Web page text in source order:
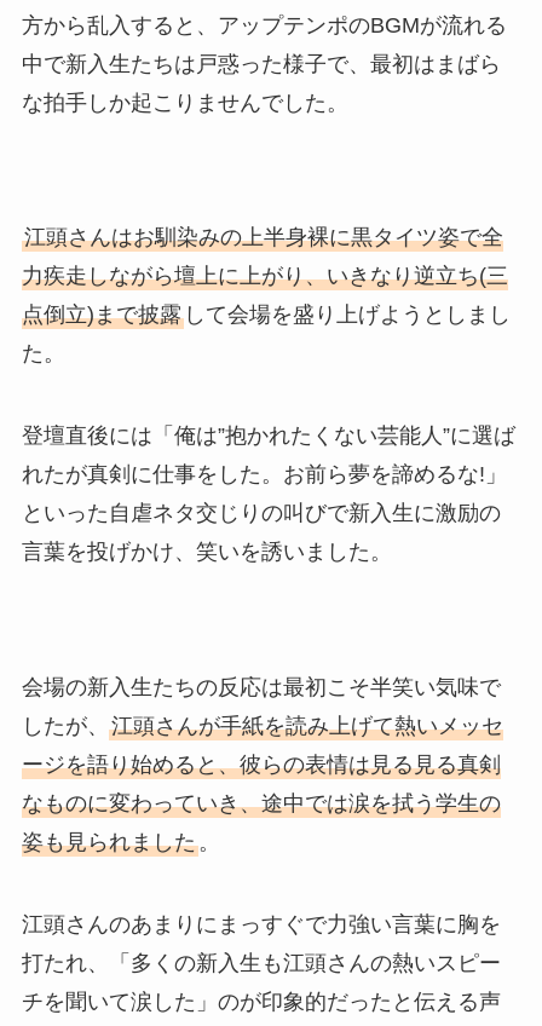
方から乱入すると、アップテンポのBGMが流れる
中で新入生たちは戸惑った様子で、最初はまばら
な拍手しか起こりませんでした。
江頭さんはお馴染みの上半身裸に黒タイツ姿で全
力疾走しながら壇上に上がり、いきなり逆立ち(三
点倒立)まで披露して会場を盛り上げようとしまし
た。
登壇直後には「俺は”抱かれたくない芸能人”に選ば
れたが真剣に仕事をした。お前ら夢を諦めるな!」
といった自虐ネタ交じりの叫びで新入生に激励の
言葉を投げかけ、笑いを誘いました。
会場の新入生たちの反応は最初こそ半笑い気味で
したが、 江頭さんが手紙を読み上げて熱いメッセ
ージを語り始めると、彼らの表情は見る見る真剣
なものに変わっていき、途中では涙を拭う学生の
姿も見られました。
江頭さんのあまりにまっすぐで力強い言葉に胸を
打たれ、「多くの新入生も江頭さんの熱いスピー
チを聞いて涙した」のが印象的だったと伝える声